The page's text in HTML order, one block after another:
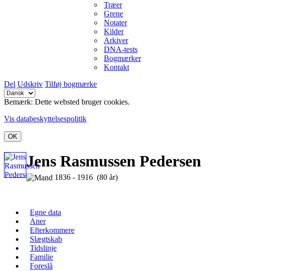
Træer
Grene
Notater
Kilder
Arkiver
DNA-tests
Bogmærker
Kontakt
Del Udskriv Tilføj bogmærke
Bemærk: Dette websted bruger cookies.
Vis databeskyttelsespolitik
OK
Jens Rasmussen Pedersen
1836 - 1916 (80 år)
Egne data
Aner
Efterkommere
Slægtskab
Tidslinje
Familie
Foreslå